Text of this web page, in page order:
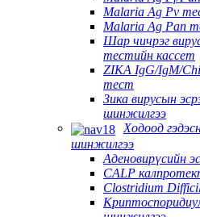
Malaria Ag Pv
Malaria Ag Pan
Шар чичрэг
тестийн кассет
ZIKA IgG/IgM/
тест
Зика вирусын
шинжилгээ
Ходоод
шинжилгээ
Аденовирүсийн
CALP
Clostridium